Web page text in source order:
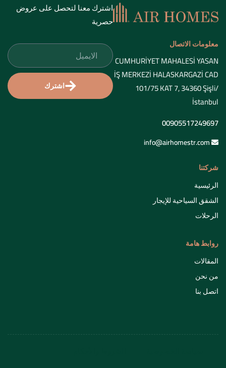
معلومات الاتصال
CUMHURİYET MAHALESİ YASAN
İŞ MERKEZİ HALASKARGAZİ CAD
101/75 KAT 7, 34360 Şişli/
İstanbul
00905517249697
info@airhomestr.com
شركتنا
الرئيسية
الشقق السياحية للإيجار
الرحلات
روابط هامة
المقالات
من نحن
اتصل بنا
اشترك معنا لتحصل على عروض
حصرية
اشترك